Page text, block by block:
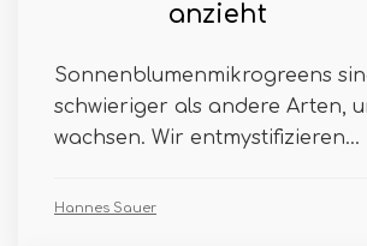
anzieht
Sonnenblumenmikrogreens
schwieriger als andere Arten,
wachsen. Wir entmystifizieren...
Hannes Sauer